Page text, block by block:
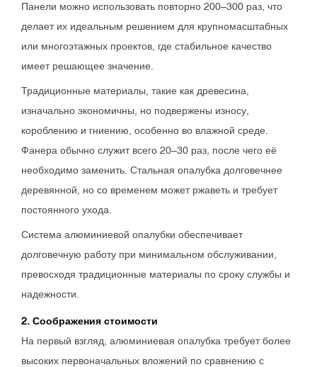
Панели можно использовать повторно 200–300 раз, что
делает их идеальным решением для крупномасштабных
или многоэтажных проектов, где стабильное качество
имеет решающее значение.
Традиционные материалы, такие как древесина,
изначально экономичны, но подвержены износу,
короблению и гниению, особенно во влажной среде.
Фанера обычно служит всего 20–30 раз, после чего её
необходимо заменить. Стальная опалубка долговечнее
деревянной, но со временем может ржаветь и требует
постоянного ухода.
Система алюминиевой опалубки обеспечивает
долговечную работу при минимальном обслуживании,
превосходя традиционные материалы по сроку службы и
надежности.
2. Соображения стоимости
На первый взгляд, алюминиевая опалубка требует более
высоких первоначальных вложений по сравнению с